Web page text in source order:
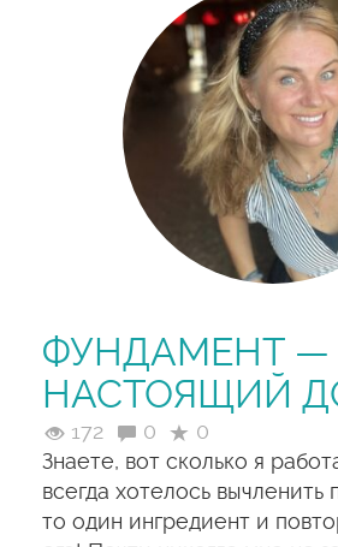
ФУНДАМЕНТ —
НАСТОЯЩИЙ
172 0
0
Знаете, вот сколько я
всегда хотелось
то один ингредиент и